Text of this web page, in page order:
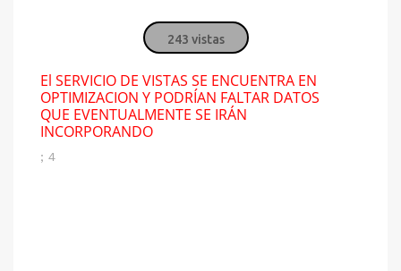
243 vistas
El SERVICIO DE VISTAS SE ENCUENTRA EN
OPTIMIZACION Y PODRÍAN FALTAR DATOS
QUE EVENTUALMENTE SE IRÁN
INCORPORANDO
; 4